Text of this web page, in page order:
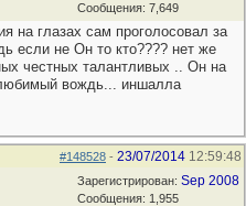
Сообщения: 7,649
на глазах сам проголосовал за
если не Он то кто???? нет же
честных талантливых .. Он на
вождь... иншалла
#148528 - 23/07/2014 12:59:48
Зарегистрирован: Sep 2008
Сообщения: 1,955